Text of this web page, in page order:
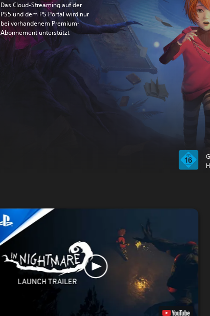
Das Cloud-Streaming auf der
PS5 und dem PS Portal wird nur
bei vorhandenem Premium-
Abonnement unterstützt